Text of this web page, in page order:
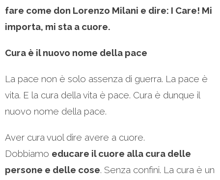
fare come don Lorenzo Milani e dire: I Care! Mi
importa, mi sta a cuore.
Cura è il nuovo nome della pace
La pace non è solo assenza di guerra. La pace è
vita. E la cura della vita è pace. Cura è dunque il
nuovo nome della pace.
Aver cura vuol dire avere a cuore.
Dobbiamo educare il cuore alla cura delle
persone e delle cose. Senza confini. La cura è un